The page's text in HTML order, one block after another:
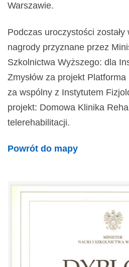
Warszawie.
Podczas uroczystości
nagrody przyznane przez
Szkolnictwa Wyższego: dla
Zmysłów za projekt Platforma
za wspólny z Instytutem
projekt: Domowa Klinika
telerehabilitacji.
Powrót do mapy